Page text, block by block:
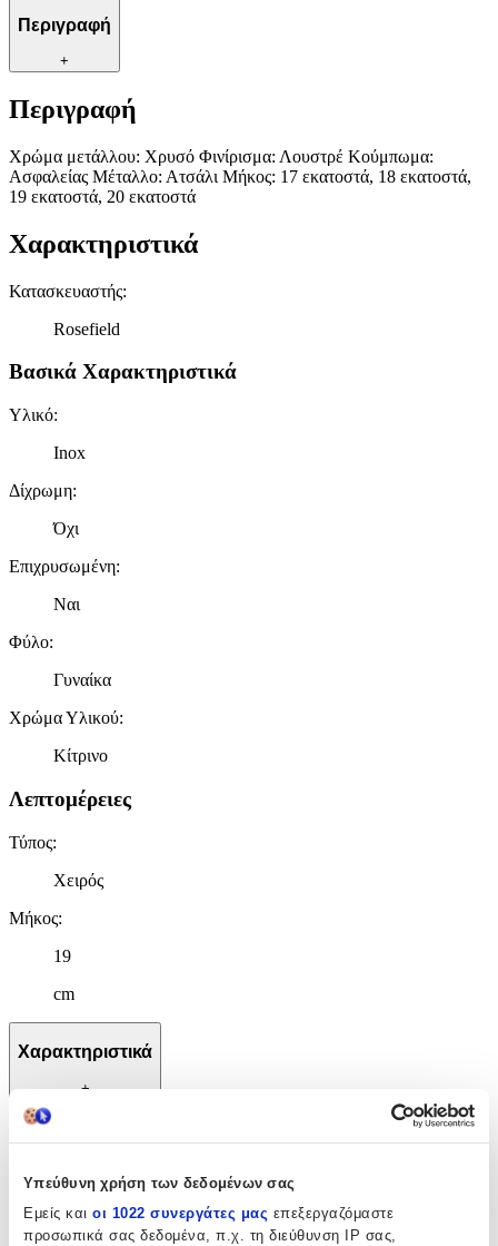
Υπεύθυνη χρήση των δεδομένων σας
Εμείς και οι 1022 συνεργάτες μας επεξεργαζόμαστε
προσωπικά σας δεδομένα, π.χ. τη διεύθυνση IP σας,
Περιγραφή
+
Περιγραφή
Χρώμα μετάλλου: Χρυσό Φινίρισμα: Λουστρέ Κούμπωμα:
Ασφαλείας Μέταλλο: Ατσάλι Μήκος: 17 εκατοστά, 18 εκατοστά,
19 εκατοστά, 20 εκατοστά
Χαρακτηριστικά
Κατασκευαστής:
Rosefield
Βασικά Χαρακτηριστικά
Υλικό:
Inox
Δίχρωμη:
Όχι
Επιχρυσωμένη:
Ναι
Φύλο:
Γυναίκα
Χρώμα Υλικού:
Κίτρινο
Λεπτομέρειες
Τύπος:
Χειρός
Μήκος:
19
cm
Χαρακτηριστικά
+
Χαρακτηριστικά
Κατασκευαστής:
Rosefield